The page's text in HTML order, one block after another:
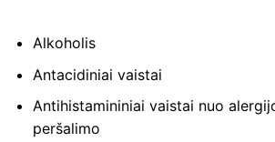
Alkoholis
Antacidiniai vaistai
Antihistamininiai vaistai nuo
peršalimo